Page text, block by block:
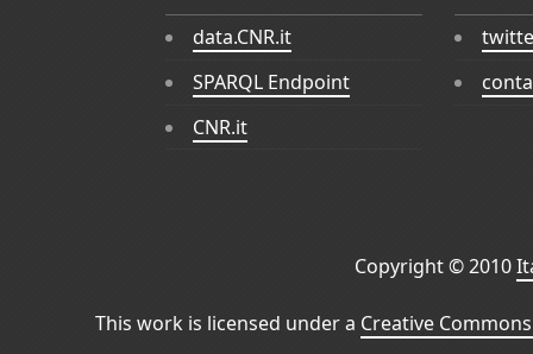
data.CNR.it
SPARQL Endpoint
CNR.it
Copyright © 2010
This work is licensed under a Creative